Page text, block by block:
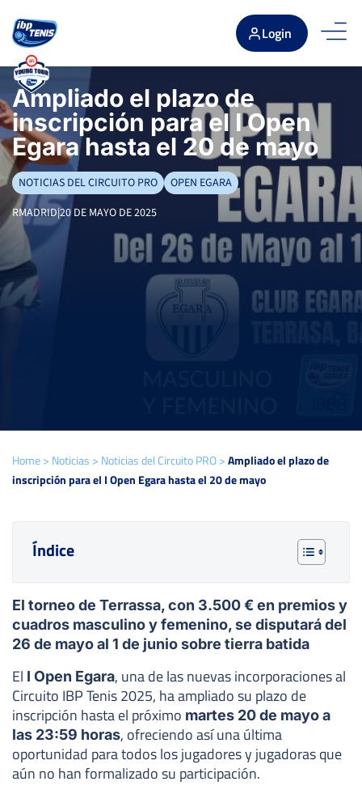
Login
Ampliado el plazo de
inscripción para el I Open
Egara hasta el 20 de mayo
NOTICIAS DEL CIRCUITO PRO
OPEN EGARA
RMADRID|20 DE MAYO DE 2025
Home> Noticias > Noticias del Circuito PRO>Ampliado el plazo de
inscripción para el I Open Egara hasta el 20 de mayo
Índice
El torneo de Terrassa, con 3.500 € en premios y
cuadros masculino y femenino, se disputará del
26 de mayo al 1 de junio sobre tierra batida
El I Open Egara, una de las nuevas incorporaciones al
Circuito IBP Tenis 2025, ha ampliado su plazo de
inscripción hasta el próximo martes 20 de mayo a
las 23:59 horas, ofreciendo así una última
oportunidad para todos los jugadores y jugadoras que
aún no han formalizado su participación.